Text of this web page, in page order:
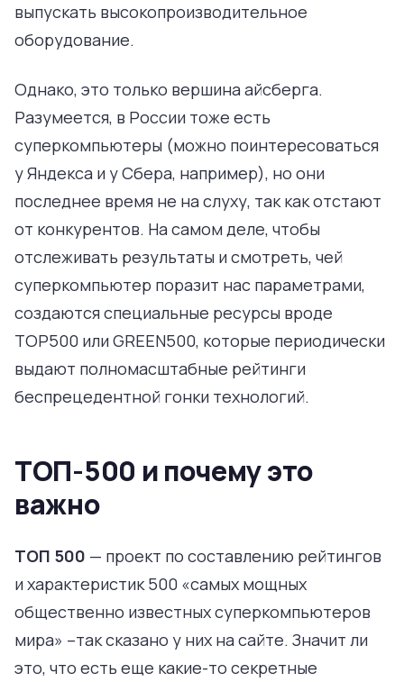
выпускать высокопроизводительное
оборудование.
Однако, это только вершина айсберга.
Разумеется, в России тоже есть
суперкомпьютеры (можно поинтересоваться
у Яндекса и у Сбера, например), но они
последнее время не на слуху, так как отстают
от конкурентов. На самом деле, чтобы
отслеживать результаты и смотреть, чей
суперкомпьютер поразит нас параметрами,
создаются специальные ресурсы вроде
TOP500 или GREEN500, которые периодически
выдают полномасштабные рейтинги
беспрецедентной гонки технологий.
ТОП-500 и почему это
важно
TОП 500 — проект по составлению рейтингов
и характеристик 500 «самых мощных
общественно известных суперкомпьютеров
мира» –так сказано у них на сайте. Значит ли
это, что есть еще какие-то секретные